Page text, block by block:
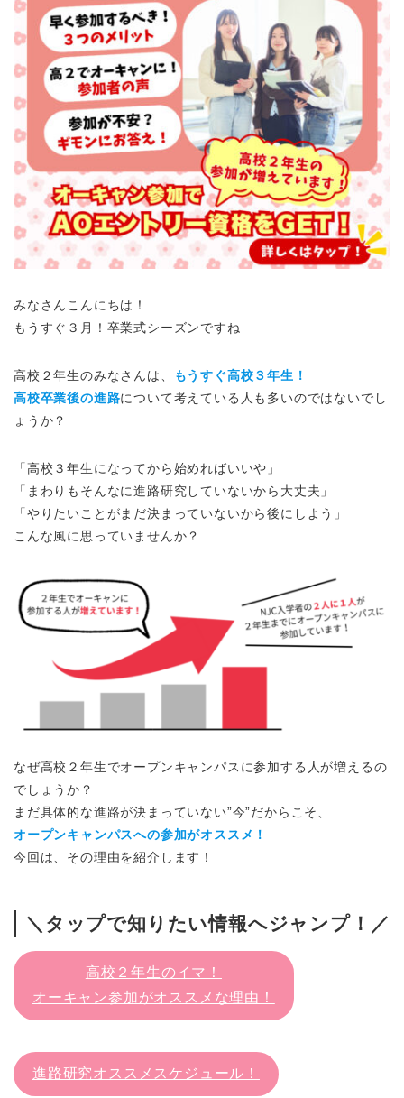
みなさんこんにちは！
もうすぐ３月！卒業式シーズンですね
高校２年生のみなさんは、
もうすぐ高校３年生！
高校卒業後の進路について考えている人も多いのではないでし
ょうか？
「高校３年生になってから始めればいいや」
「まわりもそんなに進路研究していないから大丈夫」
「やりたいことがまだ決まっていないから後にしよう」
こんな風に思っていませんか？
なぜ高校２年生でオープンキャンパスに参加する人が増えるの
でしょうか？
まだ具体的な進路が決まっていない”今”だからこそ、
オープンキャンパスへの参加がオススメ！
今回は、その理由を紹介します！
＼タップで知りたい情報へジャンプ！／
高校２年生のイマ！
オーキャン参加がオススメな理由！
進路研究オススメスケジュール！